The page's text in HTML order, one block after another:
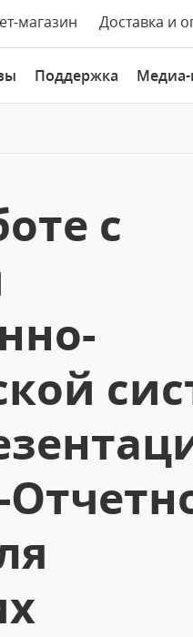
магазин Доставка и
Поддержка Медиа-
с